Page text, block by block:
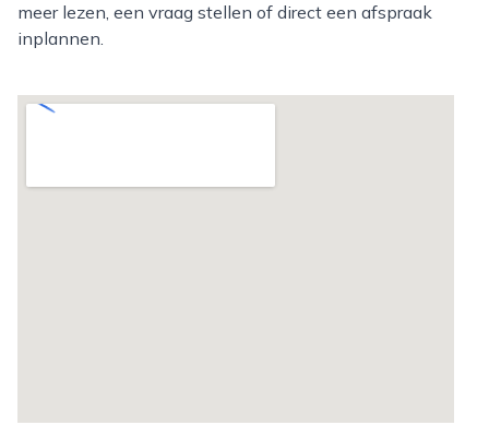
meer lezen, een vraag stellen of direct een afspraak
inplannen.